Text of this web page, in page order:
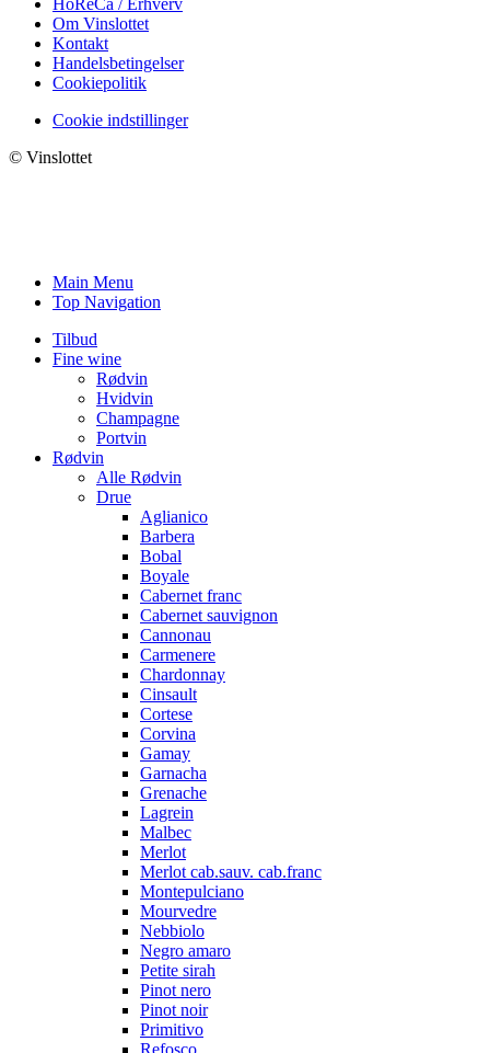
Om Vinslottet
Kontakt
Handelsbetingelser
Cookiepolitik
Cookie indstillinger
© Vinslottet
Main Menu
Top Navigation
Tilbud
Fine wine
Rødvin
Hvidvin
Champagne
Portvin
Rødvin
Alle Rødvin
Drue
Aglianico
Barbera
Bobal
Boyale
Cabernet franc
Cabernet sauvignon
Cannonau
Carmenere
Chardonnay
Cinsault
Cortese
Corvina
Gamay
Garnacha
Grenache
Lagrein
Malbec
Merlot
Merlot cab.sauv. cab.franc
Montepulciano
Mourvedre
Nebbiolo
Negro amaro
Petite sirah
Pinot nero
Pinot noir
Primitivo
Refosco